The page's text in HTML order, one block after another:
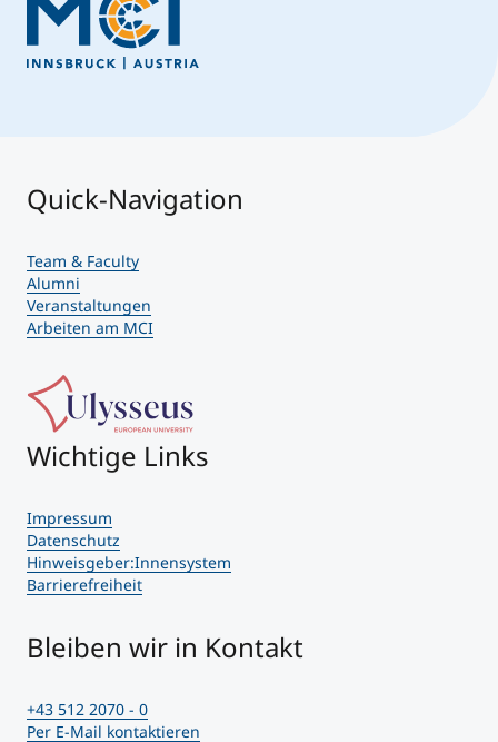
Quick-Navigation
Team & Faculty
Alumni
Veranstaltungen
Arbeiten am MCI
Wichtige Links
Impressum
Datenschutz
Hinweisgeber:Innensystem
Barrierefreiheit
Bleiben wir in Kontakt
+43 512 2070 - 0
Per E-Mail kontaktieren